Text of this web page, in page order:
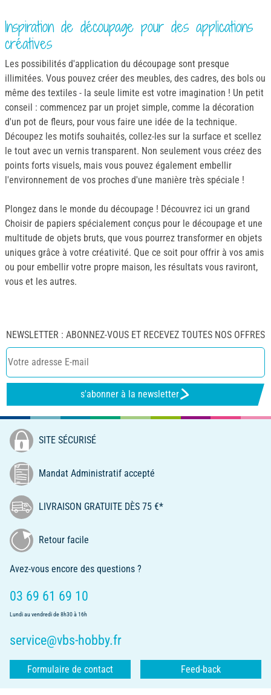
Inspiration de découpage pour des applications
créatives
Les possibilités d'application du découpage sont presque
illimitées. Vous pouvez créer des meubles, des cadres, des bols ou
même des textiles - la seule limite est votre imagination ! Un petit
conseil : commencez par un projet simple, comme la décoration
d'un pot de fleurs, pour vous faire une idée de la technique.
Découpez les motifs souhaités, collez-les sur la surface et scellez
le tout avec un vernis transparent. Non seulement vous créez des
points forts visuels, mais vous pouvez également embellir
l'environnement de vos proches d'une manière très spéciale !
Plongez dans le monde du découpage ! Découvrez ici un grand
Choisir de papiers spécialement conçus pour le découpage et une
multitude de objets bruts, que vous pourrez transformer en objets
uniques grâce à votre créativité. Que ce soit pour offrir à vos amis
ou pour embellir votre propre maison, les résultats vous raviront,
vous et les autres.
NEWSLETTER : ABONNEZ-VOUS ET RECEVEZ TOUTES NOS OFFRES
s'abonner à la newsletter
SITE SÉCURISÉ
Mandat Administratif accepté
LIVRAISON GRATUITE DÈS 75 €*
Retour facile
Avez-vous encore des questions ?
03 69 61 69 10
Lundi au vendredi de 8h30 à 16h
service@vbs-hobby.fr
Formulaire de contact Feed-back